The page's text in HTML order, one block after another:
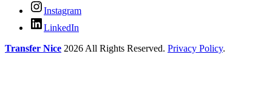
Instagram
LinkedIn
Transfer Nice 2026 All Rights Reserved. Privacy Policy.